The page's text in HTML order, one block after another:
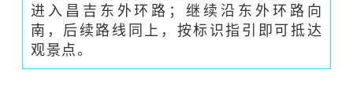
进入昌吉东外环路；继续沿东外环路向
南，后续路线同上，按标识指引即可抵达
观景点。